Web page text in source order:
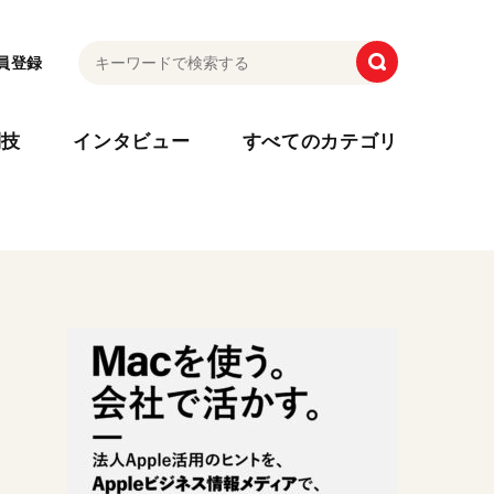
登録
インタビュー すべてのカテゴリ